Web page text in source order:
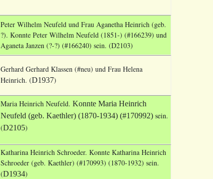
Peter Wilhelm Neufeld und Frau Aganetha Heinrich (geb.
?). Konnte Peter Wilhelm Neufeld (1851-) (#166239) und
Aganeta Janzen (?-?) (#166240) sein. (D2103)
Gerhard Gerhard Klassen (#neu) und Frau Helena
Heinrich. (D1937)
Maria Heinrich Neufeld. Konnte Maria Heinrich
Neufeld (geb. Kaethler) (1870-1934) (#170992) sein.
(D2105)
Katharina Heinrich Schroeder. Konnte Katharina Heinrich
Schroeder (geb. Kaethler) (#170993) (1870-1932) sein.
(D1934)